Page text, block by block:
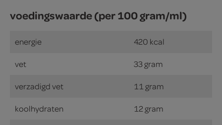
voedingswaarde (per 100 gram/ml)
energie 420 kcal
vet 33 gram
verzadigd vet 11 gram
koolhydraten 12 gram